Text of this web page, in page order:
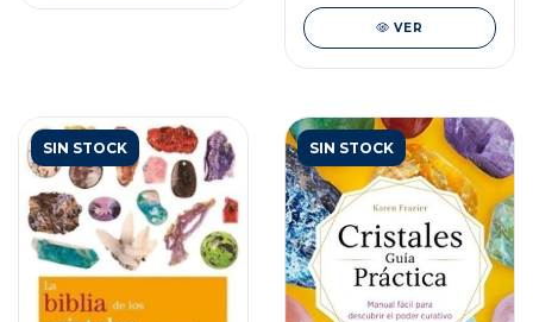
VER
SIN STOCK SIN STOCK